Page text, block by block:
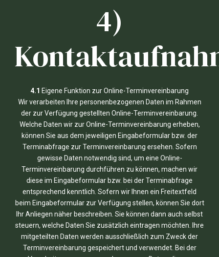
4)
4.1 Eigene Funktion zur Online-Terminvereinbarung
Wir verarbeiten Ihre personenbezogenen Daten im Rahmen
der zur Verfügung gestellten Online-Terminvereinbarung.
Welche Daten wir zur Online-Terminvereinbarung erheben,
können Sie aus dem jeweiligen Eingabeformular bzw. der
Terminabfrage zur Terminvereinbarung ersehen. Sofern
gewisse Daten notwendig sind, um eine Online-
Terminvereinbarung durchführen zu können, machen wir
diese im Eingabeformular bzw. bei der Terminabfrage
entsprechend kenntlich. Sofern wir Ihnen ein Freitextfeld
beim Eingabeformular zur Verfügung stellen, können Sie dort
Ihr Anliegen näher beschreiben. Sie können dann auch selbst
steuern, welche Daten Sie zusätzlich eintragen möchten. Ihre
mitgeteilten Daten werden ausschließlich zum Zweck der
Terminvereinbarung gespeichert und verwendet. Bei der